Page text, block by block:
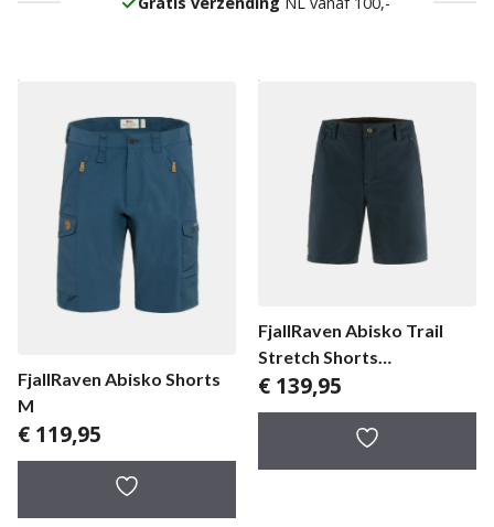
FjallRaven Abisko Shorts
M
€ 119,95
FjallRaven Abisko Trail
Stretch Shorts
herenbroek
€ 139,95